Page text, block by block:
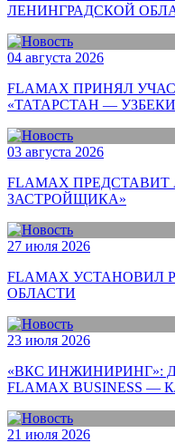
ЛЕНИНГРАДСКОЙ
04 августа 2026
FLAMAX ПРИНЯЛ
«ТАТАРСТАН —
03 августа 2026
FLAMAX
ЗАСТРОЙЩИКА»
27 июля 2026
FLAMAX УСТАНОВИЛ
ОБЛАСТИ
23 июля 2026
«ВКС ИНЖИНИРИНГ»:
FLAMAX BUSINESS
21 июля 2026